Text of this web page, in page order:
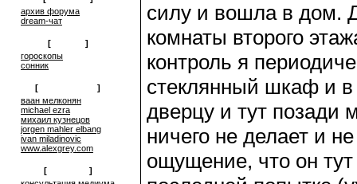
архив форума
dream-чат
[
]
гороскопы
сонник
[
]
ваан мелконян
michael ezra
михаил кузнецов
jorgen mahler elbang
ivan miladinovic
www.alexgrey.com
[
]
силу и вошла в дом.
комнаты второго
контроль я
стеклянный шкаф и
дверцу и тут позади
ничего не делает и
ощущение, что он